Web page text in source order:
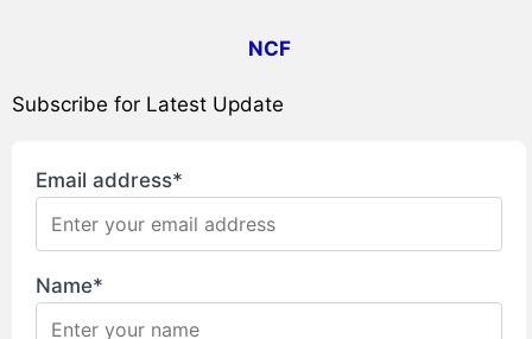
NCF
Subscribe for Latest Update
Email address*
Name*